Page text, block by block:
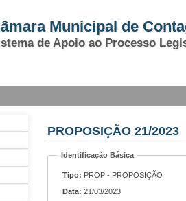
Municipal de
de Apoio ao Processo
PROPOSIÇÃO 21/2023
Identificação Básica
Tipo: PROP - PROPOSIÇÃO
Data: 21/03/2023